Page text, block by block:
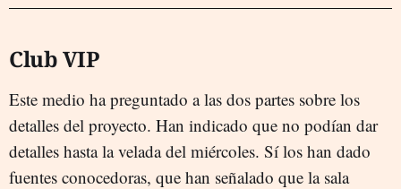
Club VIP
Este medio ha preguntado a las dos partes sobre los
detalles del proyecto. Han indicado que no podían dar
detalles hasta la velada del miércoles. Sí los han dado
fuentes conocedoras, que han señalado que la sala